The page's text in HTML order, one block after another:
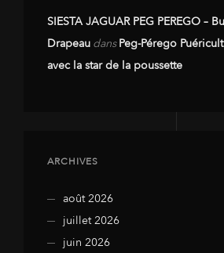
SIESTA JAGUAR PEG PEREGO –
Drapeau dansPeg-Pérego
avec la star de la poussette
ARCHIVES
août 2026
juillet 2026
juin 2026